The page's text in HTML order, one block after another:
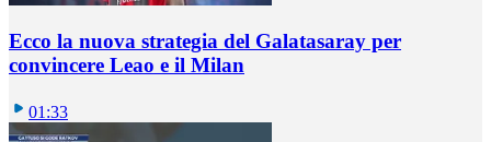
Ecco la nuova strategia del Galatasaray per
convincere Leao e il Milan
01:33